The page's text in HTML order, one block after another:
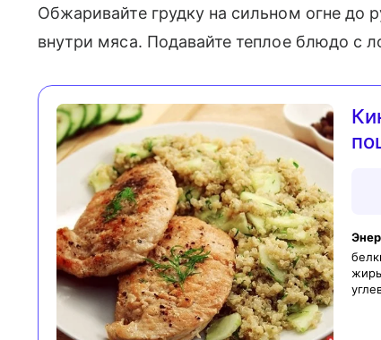
Обжаривайте грудку на сильном огне до
внутри мяса. Подавайте теплое блюдо с